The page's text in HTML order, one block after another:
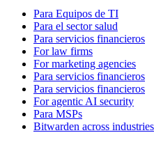
Para Equipos de TI
Para el sector salud
Para servicios financieros
For law firms
For marketing agencies
Para servicios financieros
Para servicios financieros
For agentic AI security
Para MSPs
Bitwarden across industries